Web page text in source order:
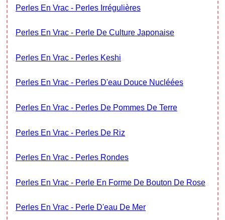
Perles En Vrac - Perles Irrégulières
Perles En Vrac - Perle De Culture Japonaise
Perles En Vrac - Perles Keshi
Perles En Vrac - Perles D'eau Douce Nucléées
Perles En Vrac - Perles De Pommes De Terre
Perles En Vrac - Perles De Riz
Perles En Vrac - Perles Rondes
Perles En Vrac - Perle En Forme De Bouton De Rose
Perles En Vrac - Perle D'eau De Mer